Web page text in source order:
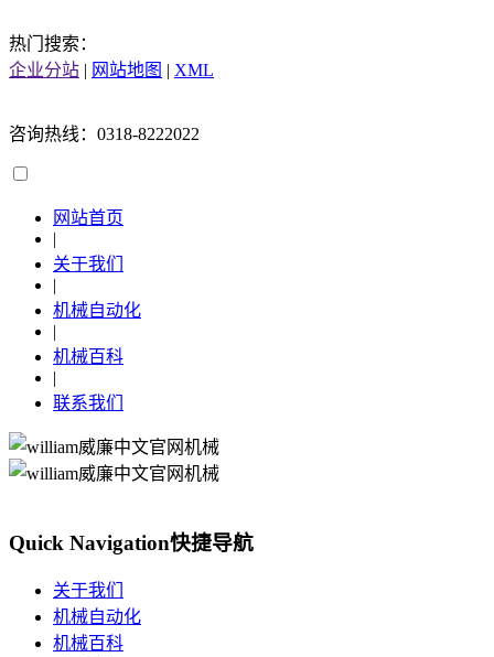
热门搜索：
企业分站 | 网站地图 | XML
咨询热线：0318-8222022
网站首页
|
关于我们
|
机械自动化
|
机械百科
|
联系我们
Quick Navigation快捷导航
关于我们
机械自动化
机械百科